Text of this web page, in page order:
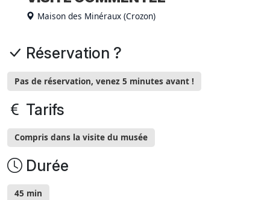
Maison des Minéraux (Crozon)
Réservation ?
Pas de réservation, venez 5 minutes avant !
Tarifs
Compris dans la visite du musée
Durée
45 min